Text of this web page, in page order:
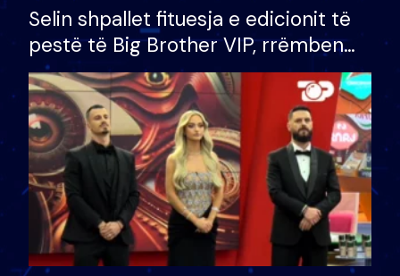
Selin shpallet fituesja e edicionit të
pestë të Big Brother VIP, rrëmben
çmimin e madh prej 100 mijë eurosh